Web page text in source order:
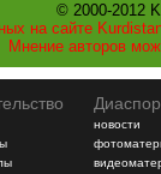
© 2000-2012
на сайте
Мнение авторов
новости